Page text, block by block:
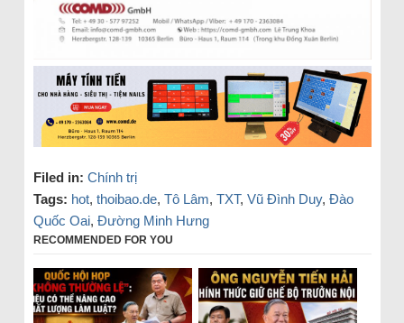
Filed in: Chính trị
Tags: hot, thoibao.de, Tô Lâm, TXT, Vũ Đình Duy, Đào
Quốc Oai, Đường Minh Hưng
RECOMMENDED FOR YOU